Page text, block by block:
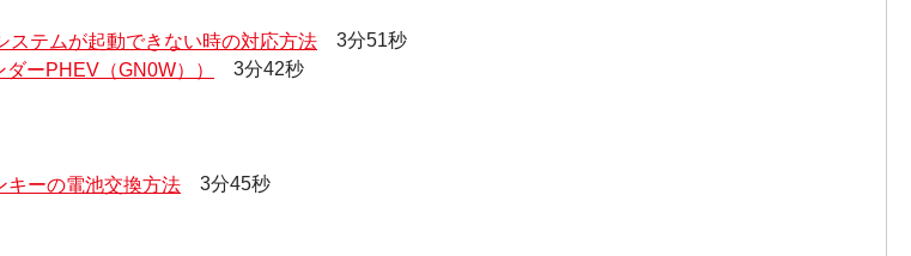
テムが起動できない時の対応方法 3分51秒
ーPHEV（GN0W））
3分42秒
キーの電池交換方法 3分45秒